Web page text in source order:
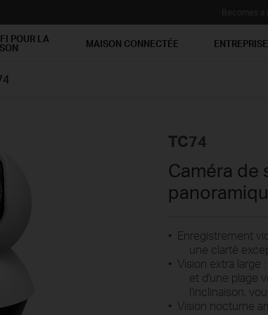
POUR LA MAISON CONNECTÉE
TC74
Caméra de
• Enregistrement
une clarté
• Vision extra large
et d'une plage
l'inclinaison,
• Vision nocturne